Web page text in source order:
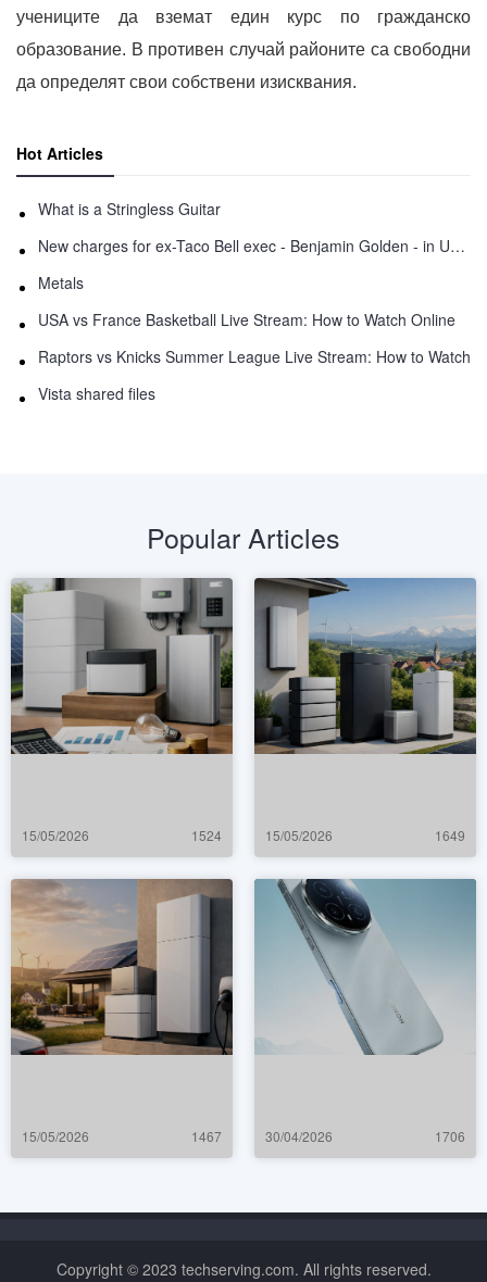
учениците да вземат един курс по гражданско
образование. В противен случай районите са свободни
да определят свои собствени изисквания.
Hot Articles
What is a Stringless Guitar
New charges for ex-Taco Bell exec - Benjamin Golden - in Uber fracas
Metals
USA vs France Basketball Live Stream: How to Watch Online
Raptors vs Knicks Summer League Live Stream: How to Watch
Vista shared files
Popular Articles
15/05/2026 1524 15/05/2026 1649
15/05/2026 1467 30/04/2026 1706
Copyright © 2023 techserving.com. All rights reserved.